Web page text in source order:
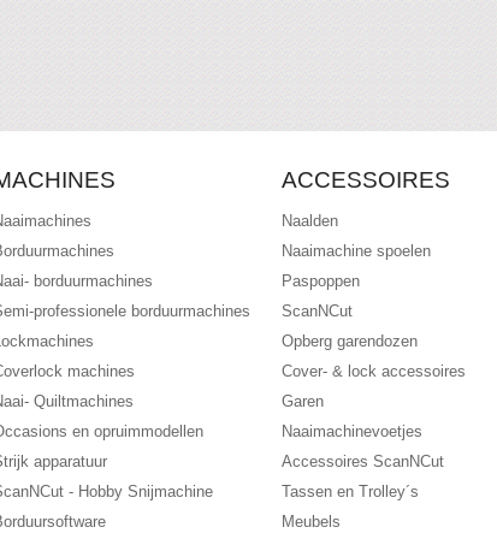
borduurmachines
professionele borduurmachines
machines
Quiltmachines
en opruimmodellen
apparatuur
- Hobby Snijmachine
ACCESSOIRES
Naalden
Naaimachine spoelen
Paspoppen
ScanNCut
Opberg garendozen
Cover- & lock accessoires
Garen
Naaimachinevoetjes
Accessoires ScanNCut
Tassen en Trolley´s
Meubels